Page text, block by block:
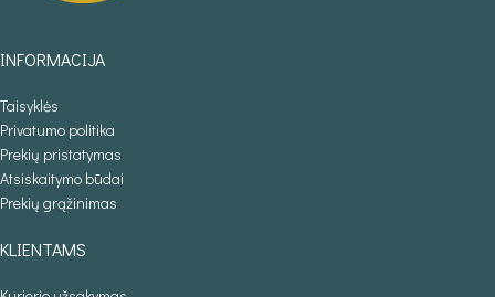
INFORMACIJA
Taisyklės
Privatumo politika
Prekių pristatymas
Atsiskaitymo būdai
Prekių grąžinimas
KLIENTAMS